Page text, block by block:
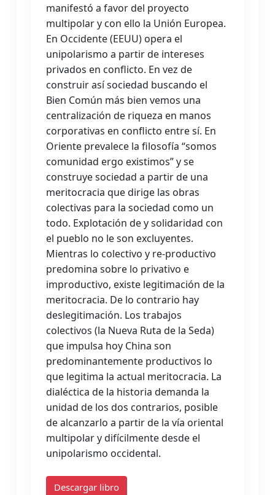
manifestó a favor del proyecto
multipolar y con ello la Unión Europea.
En Occidente (EEUU) opera el
unipolarismo a partir de intereses
privados en conflicto. En vez de
construir así sociedad buscando el
Bien Común más bien vemos una
centralización de riqueza en manos
corporativas en conflicto entre sí. En
Oriente prevalece la filosofía “somos
comunidad ergo existimos” y se
construye sociedad a partir de una
meritocracia que dirige las obras
colectivas para la sociedad como un
todo. Explotación de y solidaridad con
el pueblo no le son excluyentes.
Mientras lo colectivo y re-productivo
predomina sobre lo privativo e
improductivo, existe legitimación de la
meritocracia. De lo contrario hay
deslegitimación. Los trabajos
colectivos (la Nueva Ruta de la Seda)
que impulsa hoy China son
predominantemente productivos lo
que legitima la actual meritocracia. La
dialéctica de la historia demanda la
unidad de los dos contrarios, posible
de alcanzarlo a partir de la vía oriental
multipolar y difícilmente desde el
unipolarismo occidental.
Descargar libro